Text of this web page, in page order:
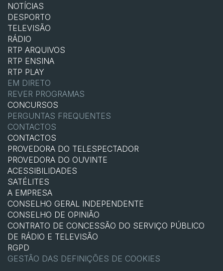
NOTÍCIAS
DESPORTO
TELEVISÃO
RÁDIO
RTP ARQUIVOS
RTP ENSINA
RTP PLAY
EM DIRETO
REVER PROGRAMAS
CONCURSOS
PERGUNTAS FREQUENTES
CONTACTOS
CONTACTOS
PROVEDORA DO TELESPECTADOR
PROVEDORA DO OUVINTE
ACESSIBILIDADES
SATÉLITES
A EMPRESA
CONSELHO GERAL INDEPENDENTE
CONSELHO DE OPINIÃO
CONTRATO DE CONCESSÃO DO SERVIÇO PÚBLICO
DE RÁDIO E TELEVISÃO
RGPD
GESTÃO DAS DEFINIÇÕES DE COOKIES